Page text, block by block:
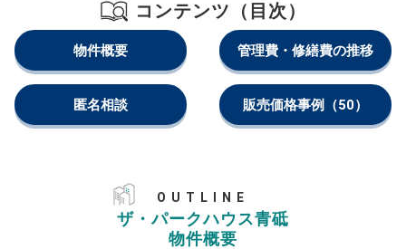
コンテンツ（目次）
物件概要 管理費・修繕費の推移
匿名相談 販売価格事例 （50）
OUTLINE
ザ・パークハウス青砥
物件概要